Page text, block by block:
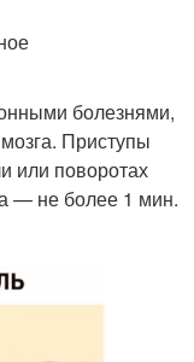
болезнями,
Приступы
или поворотах
— не более 1 мин.